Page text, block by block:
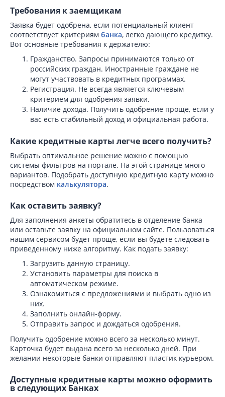
Требования к заемщикам
Заявка будет одобрена, если потенциальный клиент
соответствует критериям банка, легко дающего кредитку.
Вот основные требования к держателю:
Гражданство. Запросы принимаются только от
российских граждан. Иностранные граждане не
могут участвовать в кредитных программах.
Регистрация. Не всегда является ключевым
критерием для одобрения заявки.
Наличие дохода. Получить одобрение проще, если у
вас есть стабильный доход и официальная работа.
Какие кредитные карты легче всего получить?
Выбрать оптимальное решение можно с помощью
системы фильтров на портале. На этой странице много
вариантов. Подобрать доступную кредитную карту можно
посредством калькулятора.
Как оставить заявку?
Для заполнения анкеты обратитесь в отделение банка
или оставьте заявку на официальном сайте. Пользоваться
нашим сервисом будет проще, если вы будете следовать
приведенному ниже алгоритму. Как подать заявку:
Загрузить данную страницу.
Установить параметры для поиска в
автоматическом режиме.
Ознакомиться с предложениями и выбрать одно из
них.
Заполнить онлайн-форму.
Отправить запрос и дождаться одобрения.
Получить одобрение можно всего за несколько минут.
Карточка будет выдана всего за несколько дней. При
желании некоторые банки отправляют пластик курьером.
Доступные кредитные карты можно оформить
в следующих Банках